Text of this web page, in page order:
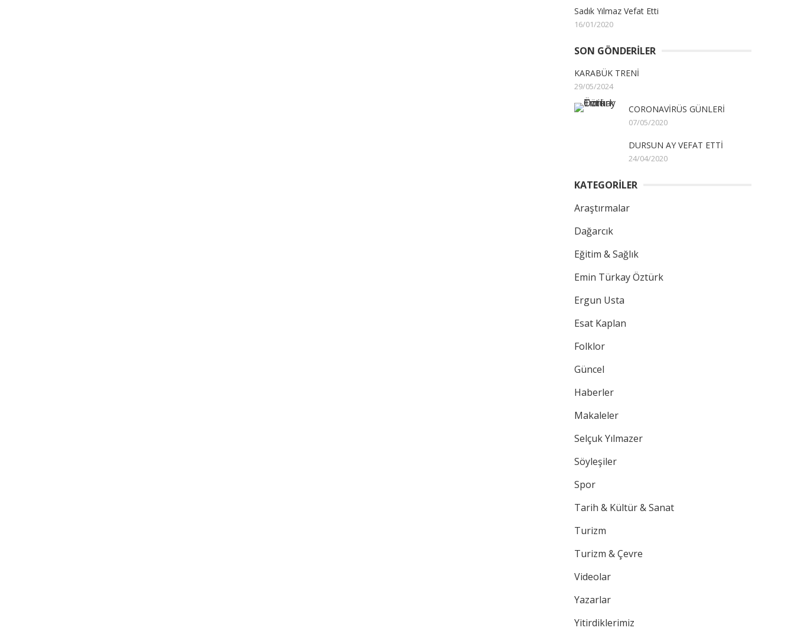
Sadık Yılmaz Vefat Etti
16/01/2020
SON GÖNDERILER
KARABÜK TRENİ
29/05/2024
CORONAVİRÜS GÜNLERİ
07/05/2020
DURSUN AY VEFAT ETTİ
24/04/2020
KATEGORİLER
Araştırmalar
Dağarcık
Eğitim & Sağlık
Emin Türkay Öztürk
Ergun Usta
Esat Kaplan
Folklor
Güncel
Haberler
Makaleler
Selçuk Yılmazer
Söyleşiler
Spor
Tarih & Kültür & Sanat
Turizm
Turizm & Çevre
Videolar
Yazarlar
Yitirdiklerimiz